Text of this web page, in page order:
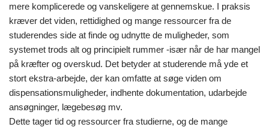
mere komplicerede og vanskeligere at gennemskue. I praksis
kræver det viden, rettidighed og mange ressourcer fra de
studerendes side at finde og udnytte de muligheder, som
systemet trods alt og principielt rummer -især når de har mangel
på kræfter og overskud. Det betyder at studerende må yde et
stort ekstra-arbejde, der kan omfatte at søge viden om
dispensationsmuligheder, indhente dokumentation, udarbejde
ansøgninger, lægebesøg mv.
Dette tager tid og ressourcer fra studierne, og de mange